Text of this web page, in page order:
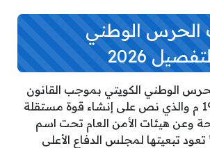
الحرس الوطني
2026
الوطني الكويتي بموجب القانون
رقم (2) لسنة 1967 م والذي نص على إنشاء قوة مستقلة
وعن هيئات الأمن العام تحت اسم
تبعيتها لمجلس الدفاع الأعلى